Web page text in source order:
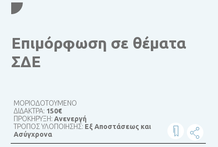
Επιμόρφωση σε θέματα
ΣΔΕ
ΜΟΡΙΟΔΟΤΟΥΜΕΝΟ
ΔΙΔΑΚΤΡΑ: 150€
ΠΡΟΚΗΡΥΞΗ:Ανενεργή
ΤΡΟΠΟΣ ΥΛΟΠΟΙΗΣΗΣ: Εξ Αποστάσεως και
Ασύγχρονα